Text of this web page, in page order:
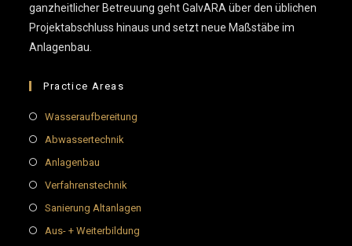
ganzheitlicher Betreuung geht GalvARA über den üblichen
Projektabschluss hinaus und setzt neue Maßstäbe im
Anlagenbau.
Practice Areas
Wasseraufbereitung
Abwassertechnik
Anlagenbau
Verfahrenstechnik
Sanierung Altanlagen
Aus- + Weiterbildung